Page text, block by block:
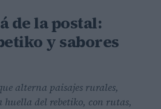
de la postal:
y sabores
alterna paisajes rurales,
del rebetiko, con rutas,